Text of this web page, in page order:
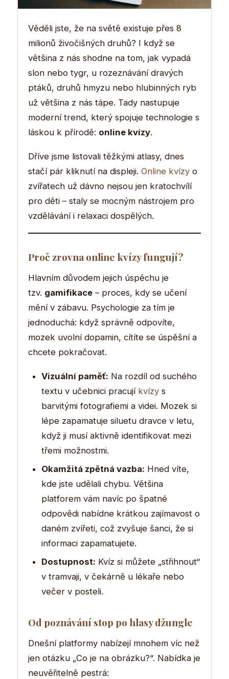
Věděli jste, že na světě existuje přes 8
milionů živočišných druhů? I když se
většina z nás shodne na tom, jak vypadá
slon nebo tygr, u rozeznávání dravých
ptáků, druhů hmyzu nebo hlubinných ryb
už většina z nás tápe. Tady nastupuje
moderní trend, který spojuje technologie s
láskou k přírodě: online kvízy.
Dříve jsme listovali těžkými atlasy, dnes
stačí pár kliknutí na displeji. Online kvízy o
zvířatech už dávno nejsou jen kratochvílí
pro děti – staly se mocným nástrojem pro
vzdělávání i relaxaci dospělých.
Proč zrovna online kvízy fungují?
Hlavním důvodem jejich úspěchu je
tzv. gamifikace – proces, kdy se učení
mění v zábavu. Psychologie za tím je
jednoduchá: když správně odpovíte,
mozek uvolní dopamin, cítíte se úspěšní a
chcete pokračovat.
Vizuální paměť: Na rozdíl od suchého
textu v učebnici pracují kvízy s
barvitými fotografiemi a videi. Mozek si
lépe zapamatuje siluetu dravce v letu,
když ji musí aktivně identifikovat mezi
třemi možnostmi.
Okamžitá zpětná vazba: Hned víte,
kde jste udělali chybu. Většina
platforem vám navíc po špatné
odpovědi nabídne krátkou zajímavost o
daném zvířeti, což zvyšuje šanci, že si
informaci zapamatujete.
Dostupnost: Kvíz si můžete „střihnout“
v tramvaji, v čekárně u lékaře nebo
večer v posteli.
Od poznávání stop po hlasy džungle
Dnešní platformy nabízejí mnohem víc než
jen otázku „Co je na obrázku?“. Nabídka je
neuvěřitelně pestrá: